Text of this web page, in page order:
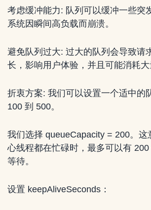
考虑缓冲能力: 队列可以缓冲一些突
系统因瞬间高负载而崩溃。
避免队列过大: 过大的队列会导致请
长，影响用户体验，并且可能消耗大
折衷方案: 我们可以设置一个适中的
100 到 500。
我们选择 queueCapacity = 200。这
心线程都在忙碌时，最多可以有
等待。
设置 keepAliveSeconds：